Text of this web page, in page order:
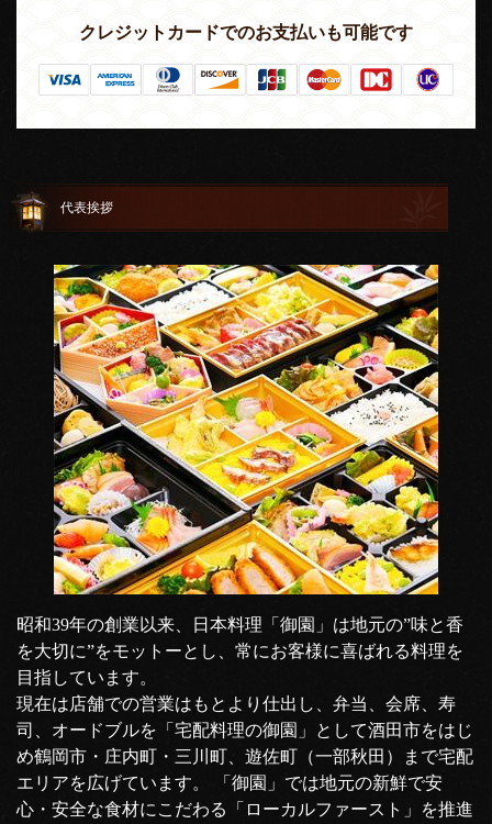
クレジットカードでのお支払いも可能です
代表挨拶
昭和39年の創業以来、日本料理「御園」は地元の”味と香
を大切に”をモットーとし、常にお客様に喜ばれる料理を
目指しています。
現在は店舗での営業はもとより仕出し、弁当、会席、寿
司、オードブルを「宅配料理の御園」として酒田市をはじ
め鶴岡市・庄内町・三川町、遊佐町（一部秋田）まで宅配
エリアを広げています。 「御園」では地元の新鮮で安
心・安全な食材にこだわる「ローカルファースト」を推進